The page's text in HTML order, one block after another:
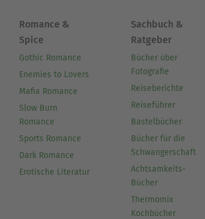
Romance &
Spice
Gothic Romance
Enemies to Lovers
Mafia Romance
Slow Burn
Romance
Sports Romance
Dark Romance
Erotische Literatur
Sachbuch &
Ratgeber
Bücher über
Fotografie
Reiseberichte
Reiseführer
Bastelbücher
Bücher für die
Schwangerschaft
Achtsamkeits-
Bücher
Thermomix
Kochbücher